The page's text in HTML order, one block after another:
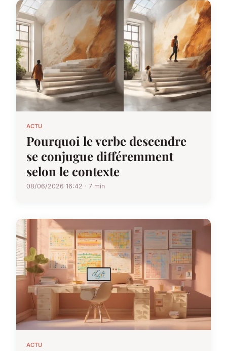
ACTU
Pourquoi le verbe descendre
se conjugue différemment
selon le contexte
08/06/2026 16:42 · 7 min
ACTU